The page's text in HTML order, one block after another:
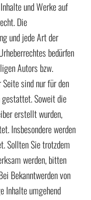
und Werke auf
Die
und jede Art der
bedürfen
Autors bzw.
sind nur für den
Soweit die
erstellt wurden,
Insbesondere werden
Sollten Sie trotzdem
werden, bitten
Bekanntwerden von
Inhalte umgehend